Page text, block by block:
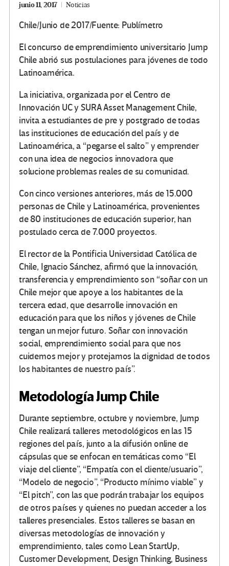
junio 11, 2017 Noticias
Chile/Junio de 2017/Fuente: Publímetro
El concurso de emprendimiento universitario Jump
Chile abrió sus postulaciones para jóvenes de todo
Latinoamérica.
La iniciativa, organizada por el Centro de
Innovación UC y SURA Asset Management Chile,
invita a estudiantes de pre y postgrado de todas
las instituciones de educación del país y de
Latinoamérica, a “pegarse el salto” y emprender
con una idea de negocios innovadora que
solucione problemas reales de su comunidad.
Con cinco versiones anteriores, más de 15.000
personas de Chile y Latinoamérica, provenientes
de 80 instituciones de educación superior, han
postulado cerca de 7.000 proyectos.
El rector de la Pontificia Universidad Católica de
Chile, Ignacio Sánchez, afirmó que la innovación,
transferencia y emprendimiento son “soñar con un
Chile mejor que apoye a los habitantes de la
tercera edad, que desarrolle innovación en
educación para que los niños y jóvenes de Chile
tengan un mejor futuro. Soñar con innovación
social, emprendimiento social para que nos
cuidemos mejor y protejamos la dignidad de todos
los habitantes de nuestro país”.
Metodología Jump Chile
Durante septiembre, octubre y noviembre, Jump
Chile realizará talleres metodológicos en las 15
regiones del país, junto a la difusión online de
cápsulas que se enfocan en temáticas como “El
viaje del cliente”, “Empatía con el cliente/usuario”,
“Modelo de negocio”, “Producto mínimo viable” y
“El pitch”, con las que podrán trabajar los equipos
de otros países y quienes no puedan acceder a los
talleres presenciales. Estos talleres se basan en
diversas metodologías de innovación y
emprendimiento, tales como Lean StartUp,
Customer Development, Design Thinking, Business